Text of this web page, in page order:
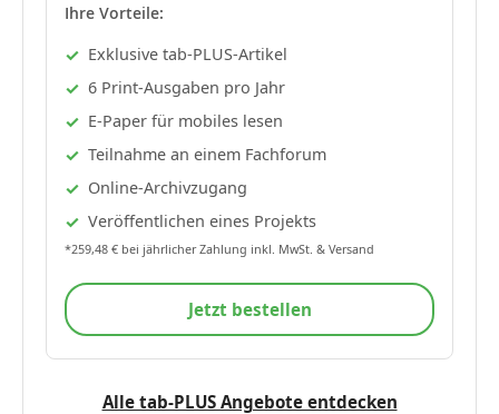
Ihre Vorteile:
Exklusive tab-PLUS-Artikel
6 Print-Ausgaben pro Jahr
E-Paper für mobiles lesen
Teilnahme an einem Fachforum
Online-Archivzugang
Veröffentlichen eines Projekts
*259,48 € bei jährlicher Zahlung inkl. MwSt. & Versand
Jetzt bestellen
Alle tab-PLUS Angebote entdecken